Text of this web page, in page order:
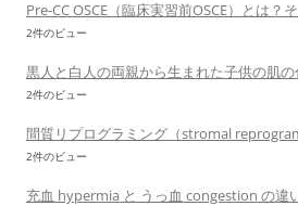
Pre-CC OSCE（臨床実習前OSCE）とは？
2件のビュー
黒人と白人の両親から生まれた子供の肌
2件のビュー
間質リプログラミング（stromal
2件のビュー
充血 hypermia と うっ血 congestion の違